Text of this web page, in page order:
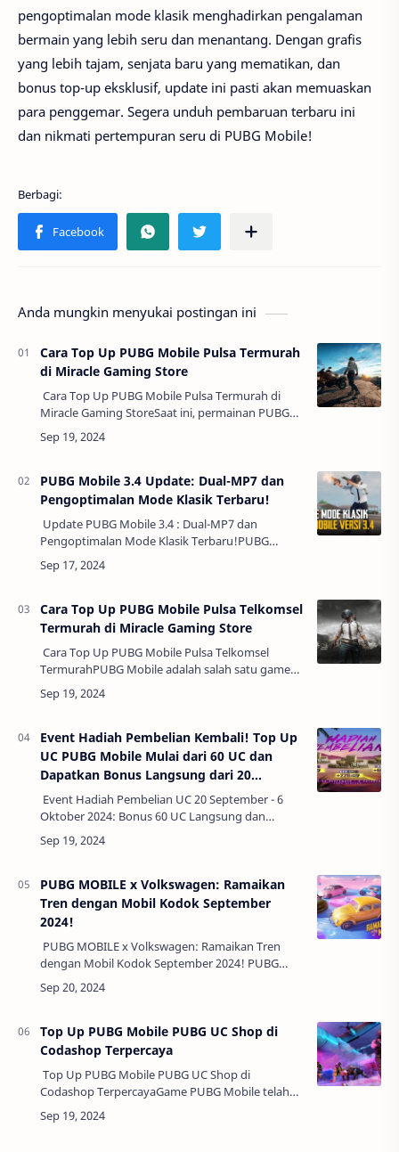
pengoptimalan mode klasik menghadirkan pengalaman
bermain yang lebih seru dan menantang. Dengan grafis
yang lebih tajam, senjata baru yang mematikan, dan
bonus top-up eksklusif, update ini pasti akan memuaskan
para penggemar. Segera unduh pembaruan terbaru ini
dan nikmati pertempuran seru di PUBG Mobile!
Anda mungkin menyukai postingan ini
Cara Top Up PUBG Mobile Pulsa Termurah
di Miracle Gaming Store
Cara Top Up PUBG Mobile Pulsa Termurah di
Miracle Gaming StoreSaat ini, permainan PUBG
Mobile telah menjadi salah satu game mobile
yang sangat populer di kalangan pemain di s…
PUBG Mobile 3.4 Update: Dual-MP7 dan
Pengoptimalan Mode Klasik Terbaru!
Update PUBG Mobile 3.4 : Dual-MP7 dan
Pengoptimalan Mode Klasik Terbaru!PUBG
Mobile terus memberikan inovasi dengan update
terbarunya, versi 3.4, yang menghadirkan fitur…
Cara Top Up PUBG Mobile Pulsa Telkomsel
Termurah di Miracle Gaming Store
Cara Top Up PUBG Mobile Pulsa Telkomsel
TermurahPUBG Mobile adalah salah satu game
battle royale paling populer di dunia, termasuk di
Indonesia. Salah satu elemen penting dal…
Event Hadiah Pembelian Kembali! Top Up
UC PUBG Mobile Mulai dari 60 UC dan
Dapatkan Bonus Langsung dari 20
September - 6 Oktober 2024!
Event Hadiah Pembelian UC 20 September - 6
Oktober 2024: Bonus 60 UC Langsung dan
Hadiah Eksklusif MenantiBagi para pemain setia
PUBG Mobile, kesempatan untuk mendapatkan
PUBG MOBILE x Volkswagen: Ramaikan
Tren dengan Mobil Kodok September
2024!
PUBG MOBILE x Volkswagen: Ramaikan Tren
dengan Mobil Kodok September 2024! PUBG
MOBILE selalu dikenal sebagai game battle royale
yang tidak hanya menyuguhkan gameplay se…
Top Up PUBG Mobile PUBG UC Shop di
Codashop Terpercaya
Top Up PUBG Mobile PUBG UC Shop di
Codashop TerpercayaGame PUBG Mobile telah
menjadi salah satu game mobile yang paling
populer di dunia, dengan jutaan pemain aktif